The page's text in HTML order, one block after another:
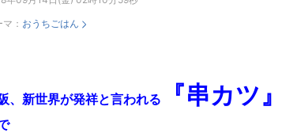
： おうちごはん
、新世界が発祥と言われる 『串カツ』